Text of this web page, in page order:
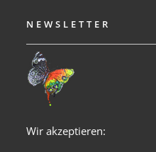
NEWSLETTER
Wir akzeptieren: